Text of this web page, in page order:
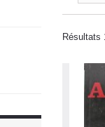
Résultats